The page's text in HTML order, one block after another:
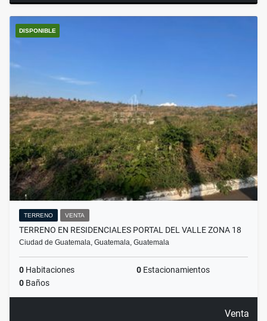
DISPONIBLE
TERRENO VENTA
TERRENO EN RESIDENCIALES PORTAL DEL VALLE ZONA 18
Ciudad de Guatemala, Guatemala, Guatemala
0 Habitaciones 0 Estacionamientos
0 Baños
Venta